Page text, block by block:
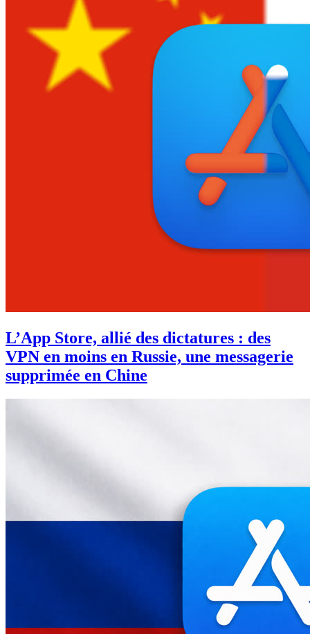
L’App Store, allié des dictatures : des
VPN en moins en Russie, une messagerie
supprimée en Chine